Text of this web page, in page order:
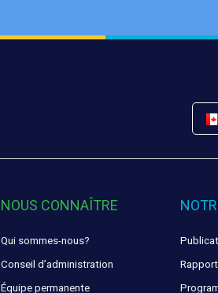
NOUS CONNAÎTRE
Qui sommes-nous?
Conseil d’administration
Équipe permanente